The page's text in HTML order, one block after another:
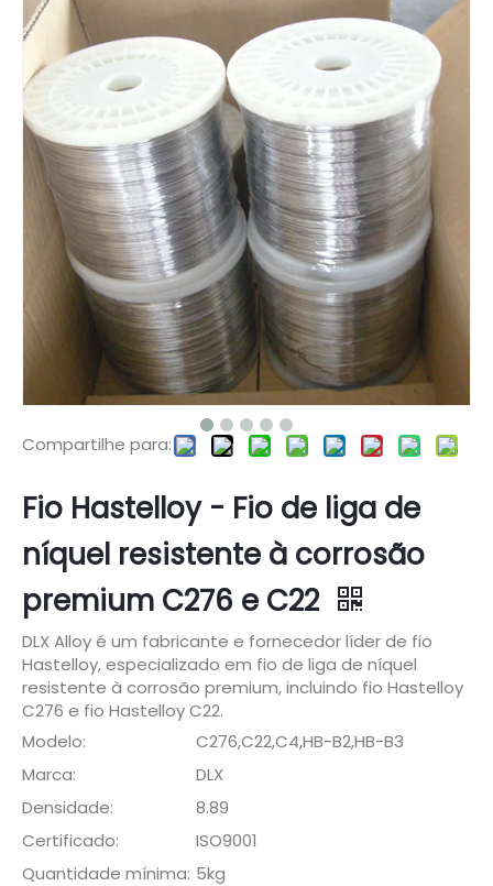
Compartilhe para:
Fio Hastelloy - Fio de liga de
níquel resistente à corrosão
premium C276 e C22
DLX Alloy é um fabricante e fornecedor líder de fio
Hastelloy, especializado em fio de liga de níquel
resistente à corrosão premium, incluindo fio Hastelloy
C276 e fio Hastelloy C22.
Modelo:
C276,C22,C4,HB-B2,HB-B3
Marca:
DLX
Densidade:
8.89
Certificado:
ISO9001
Quantidade mínima: 5kg